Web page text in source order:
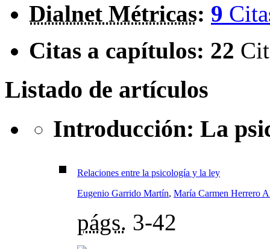
Dialnet Métricas: 9
Citas a capítulos: 22
Listado de artículos
Introducción: La
Relaciones entre la psicología y la ley
Eugenio Garrido Martín, María Carmen Herrero
págs. 3-42